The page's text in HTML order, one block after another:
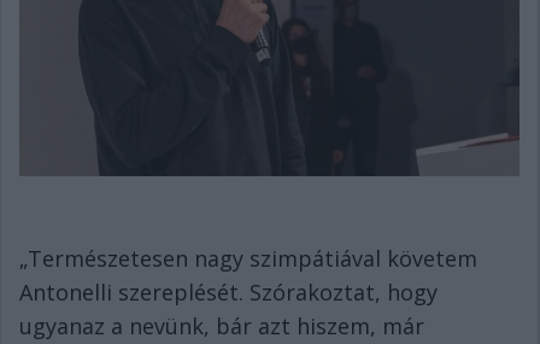
„Természetesen nagy szimpátiával követem
Antonelli szereplését. Szórakoztat, hogy
ugyanaz a nevünk, bár azt hiszem, már